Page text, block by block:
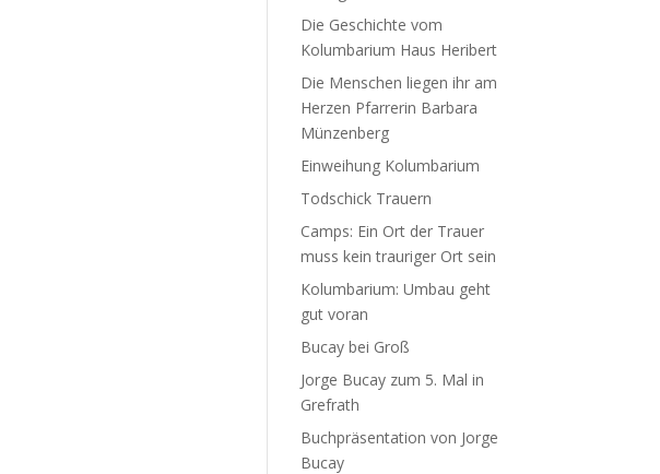
Die Geschichte vom
Kolumbarium Haus Heribert
Die Menschen liegen ihr am
Herzen Pfarrerin Barbara
Münzenberg
Einweihung Kolumbarium
Todschick Trauern
Camps: Ein Ort der Trauer
muss kein trauriger Ort sein
Kolumbarium: Umbau geht
gut voran
Bucay bei Groß
Jorge Bucay zum 5. Mal in
Grefrath
Buchpräsentation von Jorge
Bucay